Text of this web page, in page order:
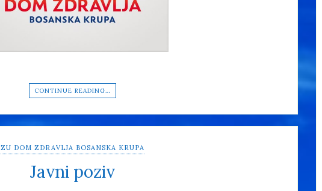
CONTINUE READING…
ZU DOM ZDRAVLJA BOSANSKA KRUPA
Javni poziv